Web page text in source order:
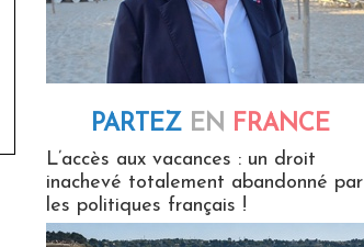
PARTEZ EN FRANCE
L’accès aux vacances : un droit
inachevé totalement abandonné par
les politiques français !